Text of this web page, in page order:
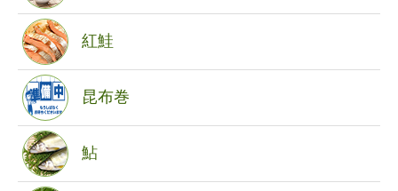
紅鮭
昆布巻
鮎